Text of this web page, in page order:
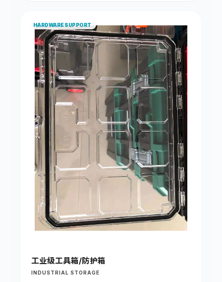
HARDWARE SUPPORT
工业级工具箱/防护箱
INDUSTRIAL STORAGE